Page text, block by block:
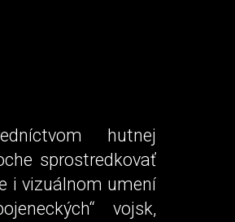
hutnej
sprostredkovať
i vizuálnom umení
vojsk,